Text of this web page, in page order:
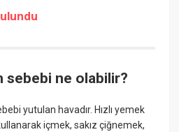
sebebi ne olabilir?
yutulan havadır. Hızlı yemek
içmek, sakız çiğnemek,